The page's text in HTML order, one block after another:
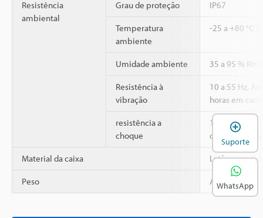
Resistência
ambiental
Grau de proteção IP67
Temperatura
ambiente
-25 a +80 °C
Umidade ambiente 35 a 95 % RH
Resistência à
vibração
10 a 55 Hz,
horas em
resistência a
choque
1,000 m/s
direções X, Y
Material da caixa Latão
Peso Aprox. 150 g
Suporte
WhatsApp